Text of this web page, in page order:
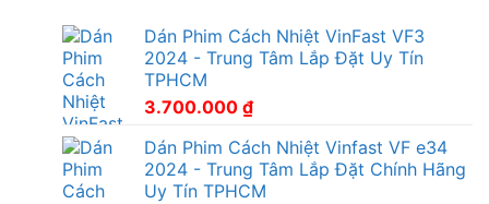
Dán Phim Cách Nhiệt VinFast VF3
2024 - Trung Tâm Lắp Đặt Uy Tín
TPHCM
3.700.000 ₫
Dán Phim Cách Nhiệt Vinfast VF e34
2024 - Trung Tâm Lắp Đặt Chính Hãng
Uy Tín TPHCM